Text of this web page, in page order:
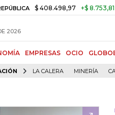
$ 408.498,97 +$ 8.753,81 +2,19%
2026
EMPRESAS OCIO
LA CALERA MINERÍA